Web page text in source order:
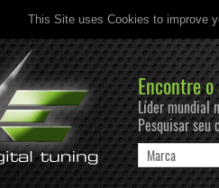
This Site uses Cookies to improve
Encontre
Líder mundial
Pesquisar seu
Marca